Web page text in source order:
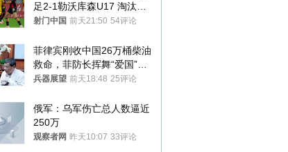
足2-1勒沃库森U17 淘汰赛
将战河床
射门中国 前天21:50 54评论
菲律宾刚收中国26万桶柴油
救命，菲防长挥舞“爱国”大
棒，谁亲华谁下台？
兵器展望 前天18:48 25评论
俄军：乌军伤亡总人数逼近
250万
观察者网 昨天10:07 33评论